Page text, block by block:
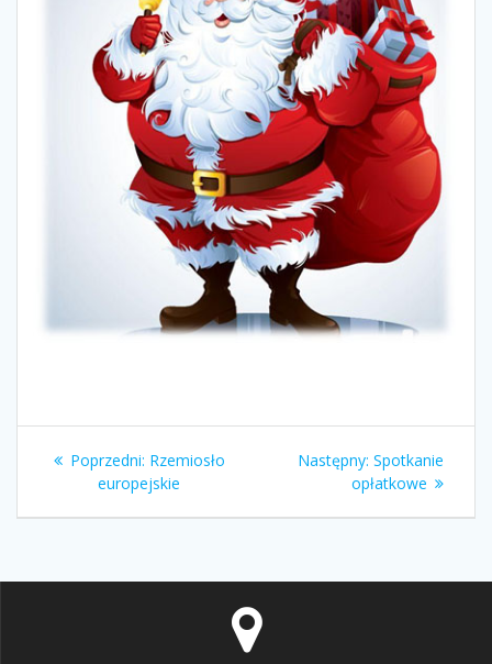
Nawigacja
wpisu
Poprzedni: Poprzedni
wpis:
Rzemiosło
europejskie
Następny: Następny
wpis:
Spotkanie
opłatkowe